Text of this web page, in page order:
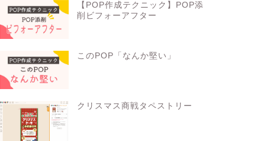
【POP作成テクニック】POP添
削ビフォーアフター
このPOP「なんか堅い」
クリスマス商戦タペストリー